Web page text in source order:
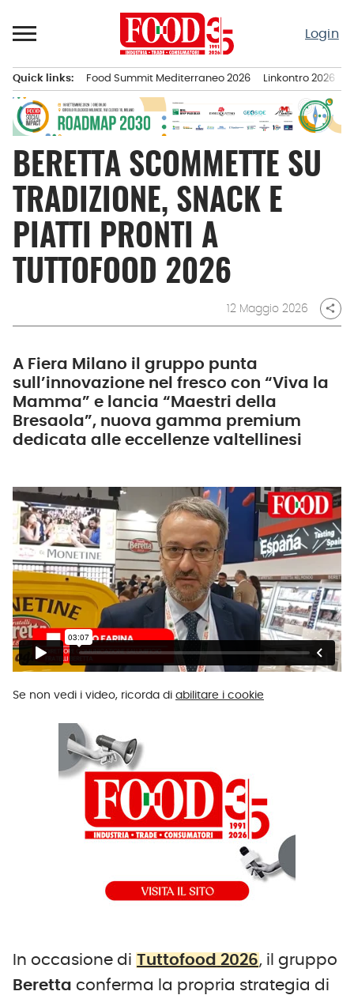
al
Login
principale
Quick links: Food Summit Mediterraneo 2026 Linkontro 2026
BERETTA SCOMMETTE SU
TRADIZIONE, SNACK E
PIATTI PRONTI A
TUTTOFOOD 2026
12 Maggio 2026 share
A Fiera Milano il gruppo punta
sull’innovazione nel fresco con “Viva la
Mamma” e lancia “Maestri della
Bresaola”, nuova gamma premium
dedicata alle eccellenze valtellinesi
Se non vedi i video, ricorda di abilitare i cookie
In occasione di Tuttofood 2026, il gruppo
Beretta conferma la propria strategia di